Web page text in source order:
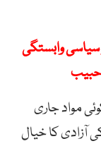
وابستگی
حبیب
مواد جاری
آزادی کا خیال